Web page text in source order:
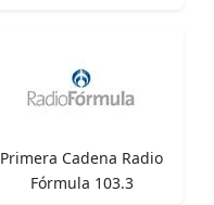
Primera Cadena Radio
Fórmula 103.3